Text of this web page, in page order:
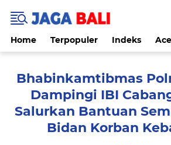
Home Terpopuler Indeks
Bhabinkamtibmas
Dampingi IBI
Salurkan Bantuan
Bidan Korban